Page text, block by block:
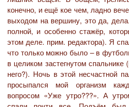
конечно, и ещё кое чем, ладно
выходом на вершину, это да,
полной, и особенно стажёр,
этом деле. прим. редактора). Я
что только можно было – в
в целиком застегнутом спальнике
него?). Ночь в этой несчастной
просыпался мой организм
вопросом «Уже утро???». А